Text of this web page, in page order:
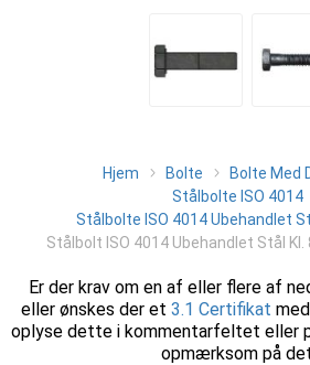
Hjem Bolte
Bolte Med
Stålbolte ISO 4014
Stålbolte ISO 4014 Ubehandlet
Stålbolt ISO 4014 Ubehandlet Stål Kl.
Er der krav om en af eller flere af
eller ønskes der et 3.1 Certifikat
oplyse dette i kommentarfeltet eller
opmærksom på